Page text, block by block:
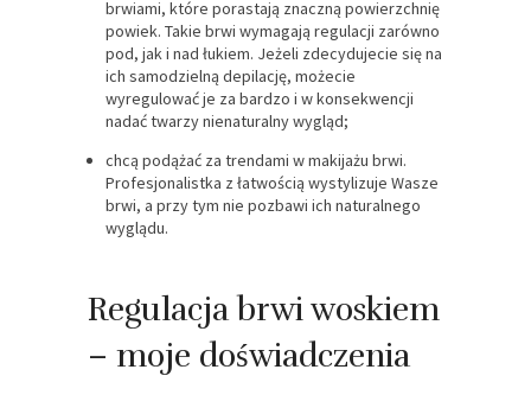
brwiami, które porastają znaczną powierzchnię
powiek. Takie brwi wymagają regulacji zarówno
pod, jak i nad łukiem. Jeżeli zdecydujecie się na
ich samodzielną depilację, możecie
wyregulować je za bardzo i w konsekwencji
nadać twarzy nienaturalny wygląd;
chcą podążać za trendami w makijażu brwi.
Profesjonalistka z łatwością wystylizuje Wasze
brwi, a przy tym nie pozbawi ich naturalnego
wyglądu.
Regulacja brwi woskiem
– moje doświadczenia